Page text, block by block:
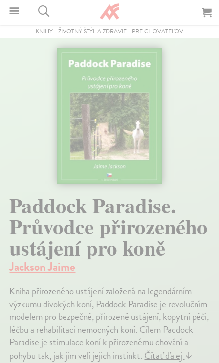
KNIHY - ŽIVOTNÝ ŠTÝL A ZDRAVIE - PRE CHOVATEĽOV
Paddock Paradise.
Průvodce přirozeného
ustájení pro koně
Jackson Jaime
Kniha přirozeného ustájení založená na legendárním
výzkumu divokých koní, Paddock Paradise je revolučním
modelem pro bezpečné, přirozené ustájení, kopytní péči,
léčbu a rehabilitaci nemocných koní. Cílem Paddock
Paradise je stimulace koní k přirozenému chování a
pohybu tak, jak jim velí jejich instinkt. Čítať ďalej ↓